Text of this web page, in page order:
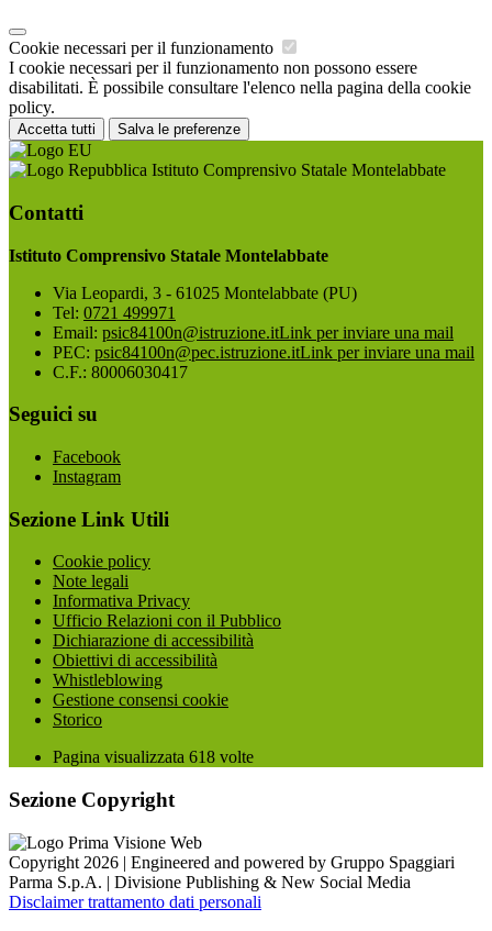
Cookie necessari per il funzionamento
I cookie necessari per il funzionamento non possono essere
disabilitati. È possibile consultare l'elenco nella pagina della cookie
policy.
Accetta tutti Salva le preferenze
Istituto Comprensivo Statale Montelabbate
Contatti
Istituto Comprensivo Statale Montelabbate
Via Leopardi, 3 - 61025 Montelabbate (PU)
Tel: 0721 499971
Email: psic84100n@istruzione.itLink per inviare una mail
PEC: psic84100n@pec.istruzione.itLink per inviare una mail
C.F.: 80006030417
Seguici su
Facebook
Instagram
Sezione Link Utili
Cookie policy
Note legali
Informativa Privacy
Ufficio Relazioni con il Pubblico
Dichiarazione di accessibilità
Obiettivi di accessibilità
Whistleblowing
Gestione consensi cookie
Storico
Pagina visualizzata 618 volte
Sezione Copyright
Copyright 2026 | Engineered and powered by Gruppo Spaggiari
Parma S.p.A. | Divisione Publishing & New Social Media
Disclaimer trattamento dati personali